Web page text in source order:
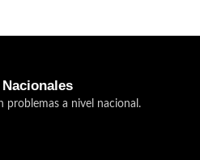
problemas a nivel nacional.